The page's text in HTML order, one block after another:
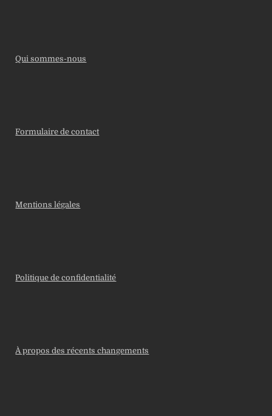
Qui sommes-nous
Formulaire de contact
Mentions légales
Politique de confidentialité
À propos des récents changements